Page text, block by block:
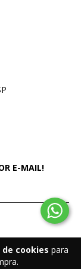
cookies para
E-MAIL!